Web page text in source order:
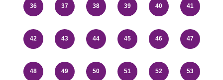
36 37 38 39 40 41
42 43 44 45 46 47
48 49 50 51 52 53